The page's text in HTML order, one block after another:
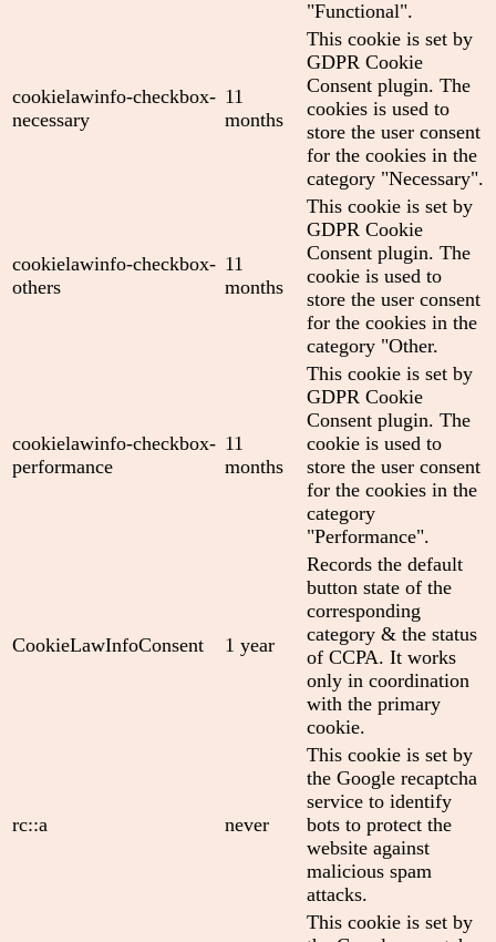
"Functional".
cookielawinfo-checkbox-
necessary
11
months
This cookie is set by
GDPR Cookie
Consent plugin. The
cookies is used to
store the user consent
for the cookies in the
category "Necessary".
cookielawinfo-checkbox-
others
11
months
This cookie is set by
GDPR Cookie
Consent plugin. The
cookie is used to
store the user consent
for the cookies in the
category "Other.
cookielawinfo-checkbox-
performance
11
months
This cookie is set by
GDPR Cookie
Consent plugin. The
cookie is used to
store the user consent
for the cookies in the
category
"Performance".
CookieLawInfoConsent 1 year
Records the default
button state of the
corresponding
category & the status
of CCPA. It works
only in coordination
with the primary
cookie.
rc::a never
This cookie is set by
the Google recaptcha
service to identify
bots to protect the
website against
malicious spam
attacks.
This cookie is set by